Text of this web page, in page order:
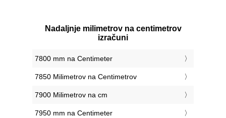
Nadaljnje milimetrov na centimetrov
izračuni
7800 mm na Centimeter
7850 Milimetrov na Centimetrov
7900 Milimetrov na cm
7950 mm na Centimeter